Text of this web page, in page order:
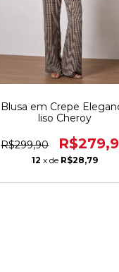
Blusa em Crepe
liso Cheroy
R$299,90
12 x de R$28,79